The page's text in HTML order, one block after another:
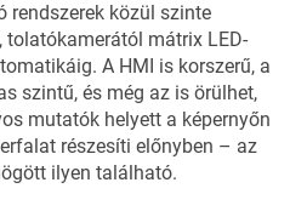
rendszerek közül szinte
tolatókamerától mátrix LED-
A HMI is korszerű, a
szintű, és még az is örülhet,
mutatók helyett a képernyőn
részesíti előnyben – az
ilyen található.